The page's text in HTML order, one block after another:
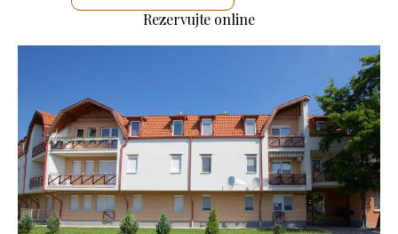
Rezervujte online